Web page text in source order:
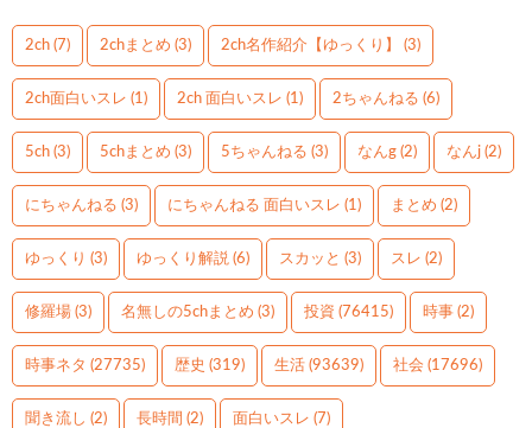
2ch (7) 2chまとめ (3) 2ch名作紹介【ゆっくり】 (3)
2ch面白いスレ (1) 2ch 面白いスレ (1) 2ちゃんねる (6)
5ch (3) 5chまとめ (3) 5ちゃんねる (3) なんg (2) なんj (2)
にちゃんねる (3) にちゃんねる 面白いスレ (1) まとめ (2)
ゆっくり (3) ゆっくり解説 (6) スカッと (3) スレ (2)
修羅場 (3) 名無しの5chまとめ (3) 投資 (76415) 時事 (2)
時事ネタ (27735) 歴史 (319) 生活 (93639) 社会 (17696)
聞き流し (2) 長時間 (2) 面白いスレ (7)